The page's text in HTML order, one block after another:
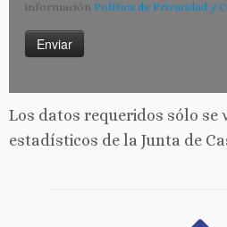
información Política de Privacidad y
Los datos requeridos sólo se
estadísticos de la Junta de